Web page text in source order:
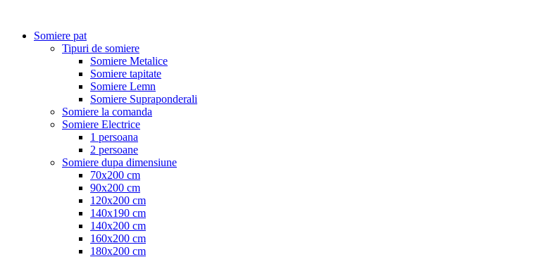
Somiere pat
Tipuri de somiere
Somiere Metalice
Somiere tapitate
Somiere Lemn
Somiere Supraponderali
Somiere la comanda
Somiere Electrice
1 persoana
2 persoane
Somiere dupa dimensiune
70x200 cm
90x200 cm
120x200 cm
140x190 cm
140x200 cm
160x200 cm
180x200 cm